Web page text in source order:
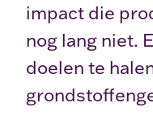
impact die
nog lang niet.
doelen te